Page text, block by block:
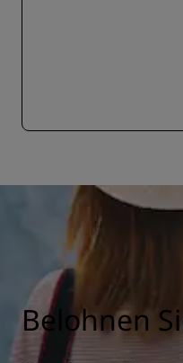
Belohnen